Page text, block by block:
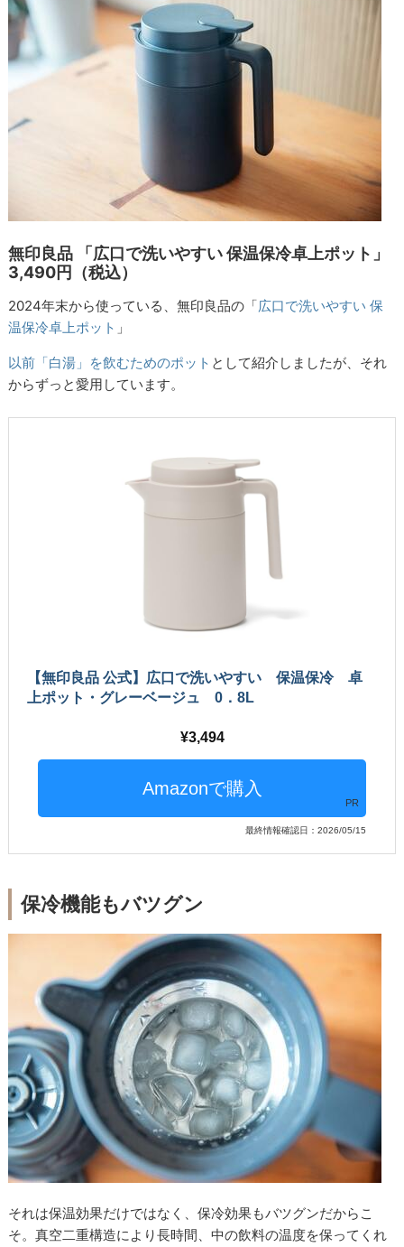
無印良品 「広口で洗いやすい 保温保冷卓上ポット」
3,490円（税込）
2024年末から使っている、無印良品の「広口で洗いやすい 保
温保冷卓上ポット 」
以前「白湯」を飲むためのポット として紹介しましたが、それ
からずっと愛用しています。
【無印良品 公式】広口で洗いやすい 保温保冷 卓
上ポット・グレーベージュ 0．8L
3,494
PR
最終情報確認日：2026/05/15
保冷機能もバツグン
それは保温効果だけではなく、保冷効果もバツグンだからこ
そ。真空二重構造により長時間、中の飲料の温度を保ってくれ